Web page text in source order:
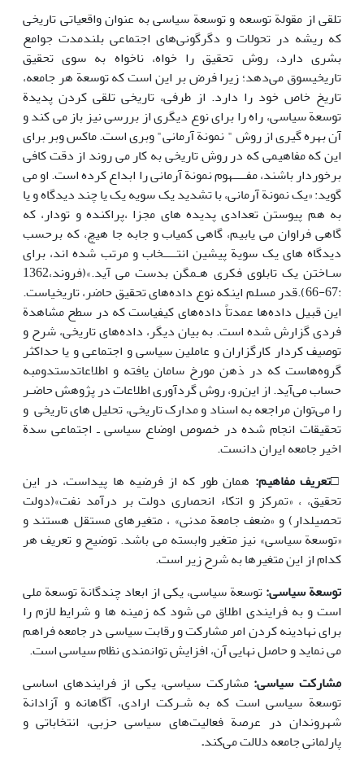
تلقی از مقولة توسعه و توسعة سیاسی به عنوان واقعیاتی تاریخی
که ریشه در تحولات و دگرگونی‌های اجتماعی بلندمدت جوامع
بشری دارد، روش تحقیق را خواه، ناخواه به سوی تحقیق
تاریخیسوق می‌دهد؛ زیرا فرض بر این است که توسعة هر جامعه،
تاریخ خاص خود را دارد. از طرفی، تاریخی تلقی کردن پدیدة
توسعة سیاسی، راه را برای نوع دیگری از بررسی نیز باز می کند و
آن بهره گیری از روش " نمونة آرمانی" وبری است. ماکس وبر برای
این که مفاهیمی که در روش تاریخی به کار می روند از دقت کافی
برخوردار باشند، مفــــهوم نمونة آرمانی را ابداع کرده است. او می
گوید: «یک نمونة آرمانی، با تشدید یک سویه یک یا چند دیدگاه و یا
به هم پیوستن تعدادی پدیده های مجزا ،پراکنده و تودار، که
گاهی فراوان می یابیم، گاهی کمیاب و جابه جا هیچ، که برحسب
دیدگاه های یک سویة پیشین انتــــخاب و مرتب شده اند، برای
سـاختن یک تابلوی فکری هـمگن بدست می آید.»(فروند،1362
:67-66).قدر مسلم اینکه نوع داده‌های تحقیق حاضر، تاریخیاست.
این قبیل داده‌ها عمدتاً داده‌های کیفیاست که در سطح مشاهدة
فردی گزارش شده است. به بیان دیگر، داده‌های تاریخی، شرح و
توصیف کردار کارگزاران و عاملین سیاسی و اجتماعی و یا حداکثر
گروه‌هاست که در ذهن مورخ سامان یافته و اطلاعاتدستدومبه
حساب می‌آید. از این‌رو، روش گردآوری اطلاعات در پژوهش حاضـر
را می‌توان مراجعه به اسناد و مدارک تاریخی، تحلیل های تاریخی و
تحقیقات انجام شده در خصوص اوضاع سیاسی ـ اجتماعی سدة
اخیر جامعه ایران دانست.
□تعریف مفاهیم: همان طور که از فرضیه ها پیداست، در این
تحقیق، ، «تمرکز و اتکاء انحصاری دولت بر درآمد نفت»(دولت
تحصیلدار) و «ضعف جامعة مدنی» ، متغیرهای مستقل هستند و
«توسعة سیاسی» نیز متغیر وابسته می باشد. توضیح و تعریف هر
کدام از این متغیرها به شرح زیر است.
توسعة سیاسی:توسعة سیاسی، یکی از ابعاد چندگانة توسعة ملی
است و به فرایندی اطلاق می شود که زمینه ها و شرایط لازم را
برای نهادینه کردن امر مشارکت و رقابت سیاسی در جامعه فراهم
می نماید و حاصل نهایی آن، افزایش توانمندی نظام سیاسی است.
مشارکت سیاسی:مشارکت سیاسی، یکی از فرایندهای اساسی
توسعة سیاسی است که به شـرکت ارادی، آگاهانه و آزادانة
شهروندان در عرصة فعالیت‌های سیاسی حزبی، انتخاباتی و
پارلمانی جامعه دلالت می‌کند.